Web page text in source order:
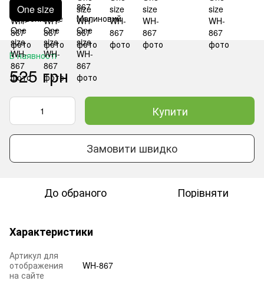
One size
В наявності
525 грн
Купити
Замовити швидко
До обраного Порівняти
Характеристики
Артикул для
отображения
на сайте
WH-867